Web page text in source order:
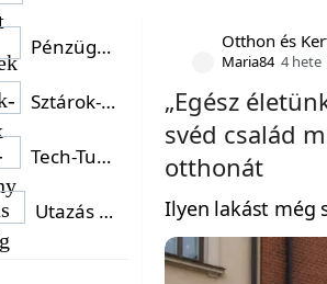
Otthon és
Maria84 4 hete
„Egész
svéd család
otthonát
Ilyen lakást még
Pénzügyek
Sztárok-celebek
Tech-Tudomány
Utazás és Világ